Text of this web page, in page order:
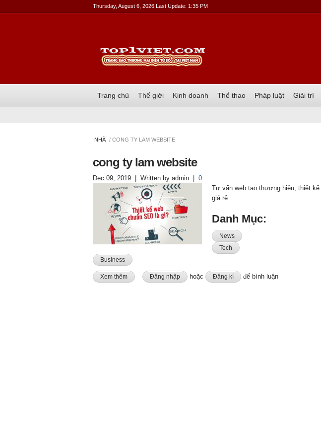
Thursday, August 6, 2026 Last Update: 1:35 PM
Trang chủ Thế giới Kinh doanh Thể thao Pháp luật Giải trí
NHÀ / CONG TY LAM WEBSITE
cong ty lam website
Dec 09, 2019 | Written by admin
0
Tư vấn web tạo thương hiệu, thiết
giá rẻ
Danh Mục:
News
Tech
Business
Xem thêm về Tư vấn web tạo thương hiệu, thiết kế web chuẩn seo google uy tín giá
Đăng nhập hoặc Đăng kí để bình luận